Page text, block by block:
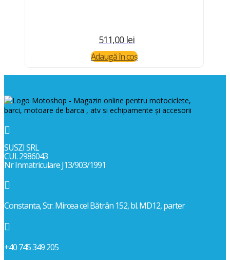
511,00 lei
Adaugă în coș

SUSZI SRL
CUI. 2986043
Nr Inmatriculare J13/903/1991

Constanta, Str. Mircea cel Bătrân 152, bl. MD12, parter

+40 745 349 205